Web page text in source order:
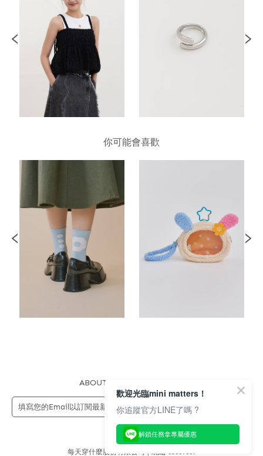
你可能會喜歡
ABOUT US
每天穿什麼股份有限公司 | 統編 83689089
歡迎光臨mini matters！
你追蹤官方LINE了嗎 ?
解鎖任務拿專屬優惠